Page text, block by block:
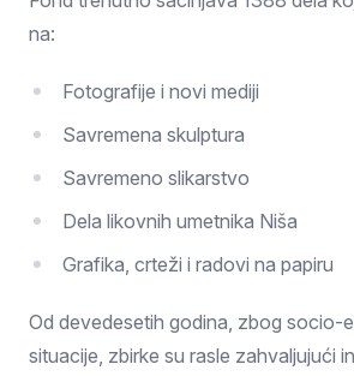
na:
Fotografije i novi mediji
Savremena skulptura
Savremeno slikarstvo
Dela likovnih umetnika Niša
Grafika, crteži i radovi na papiru
Od devedesetih godina, zbog socio-
situacije, zbirke su rasle zahvaljujući